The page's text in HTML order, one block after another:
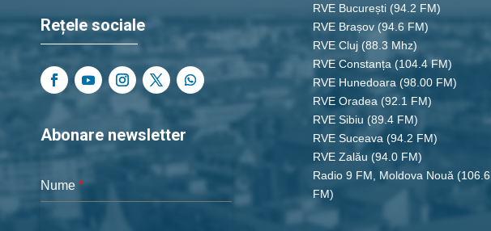
Rețele sociale
Abonare newsletter
Nume *
RVE București (94.2 FM)
RVE Brașov (94.6 FM)
RVE Cluj (88.3 Mhz)
RVE Constanța (104.4 FM)
RVE Hunedoara (98.00 FM)
RVE Oradea (92.1 FM)
RVE Sibiu (89.4 FM)
RVE Suceava (94.2 FM)
RVE Zalău (94.0 FM)
Radio 9 FM, Moldova Nouă (106.6
FM)